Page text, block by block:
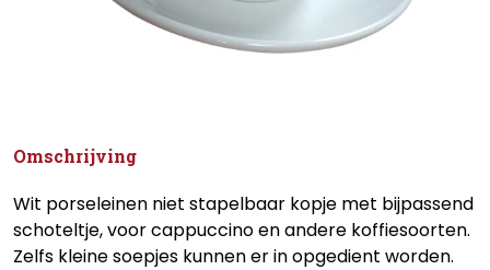
Omschrijving
Wit porseleinen niet stapelbaar kopje met bijpassend
schoteltje, voor cappuccino en andere koffiesoorten.
Zelfs kleine soepjes kunnen er in opgedient worden.